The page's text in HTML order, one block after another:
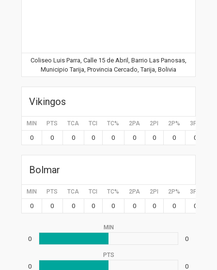
Coliseo Luis Parra, Calle 15 de Abril, Barrio Las Panosas,
Municipio Tarija, Provincia Cercado, Tarija, Bolivia
Vikingos
MIN PTS TCA TCI TC% 2PA 2PI 2P% 3PA
0 0 0 0 0 0 0 0 0
Bolmar
MIN PTS TCA TCI TC% 2PA 2PI 2P% 3PA
0 0 0 0 0 0 0 0 0
MIN
0 0
PTS
0 0